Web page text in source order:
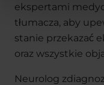
ekspertami
tłumacza, aby
stanie przekazać
oraz wszystkie
Neurolog